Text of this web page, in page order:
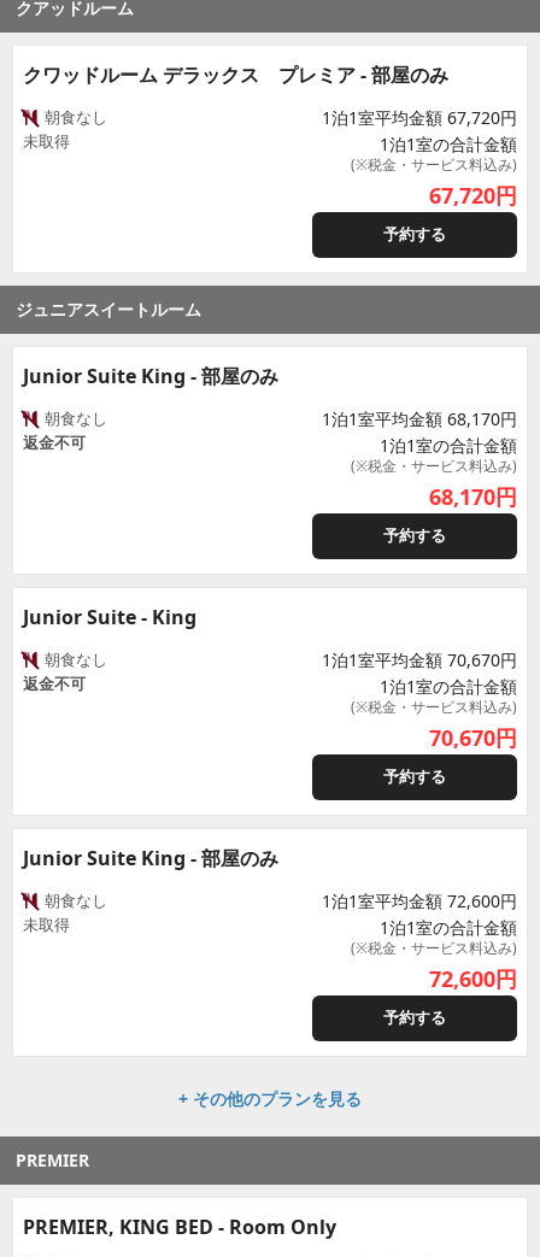
クアッドルーム
クワッドルーム デラックス プレミア - 部屋のみ
朝食なし
未取得
1泊1室平均金額 67,720円
1泊1室の合計金額
(※税金・サービス料込み)
67,720円
予約する
ジュニアスイートルーム
Junior Suite King - 部屋のみ
朝食なし
返金不可
1泊1室平均金額 68,170円
1泊1室の合計金額
(※税金・サービス料込み)
68,170円
予約する
Junior Suite - King
朝食なし
返金不可
1泊1室平均金額 70,670円
1泊1室の合計金額
(※税金・サービス料込み)
70,670円
予約する
Junior Suite King - 部屋のみ
朝食なし
未取得
1泊1室平均金額 72,600円
1泊1室の合計金額
(※税金・サービス料込み)
72,600円
予約する
+ その他のプランを見る
PREMIER
PREMIER, KING BED - Room Only